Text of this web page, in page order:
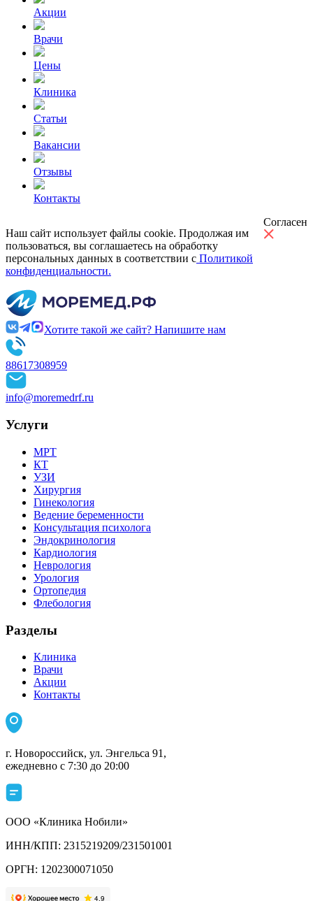
Акции
Врачи
Цены
Клиника
Статьи
Вакансии
Отзывы
Контакты
Наш сайт использует файлы cookie. Продолжая им
пользоваться, вы соглашаетесь на обработку
персональных данных в соответствии с Политикой
конфиденциальности.
Согласен
Хотите такой же сайт? Напишите нам
88617308959
info@moremedrf.ru
Услуги
МРТ
КТ
УЗИ
Хирургия
Гинекология
Ведение беременности
Консультация психолога
Эндокринология
Кардиология
Неврология
Урология
Ортопедия
Флебология
Разделы
Клиника
Врачи
Акции
Контакты
г. Новороссийск, ул. Энгельса 91,
ежедневно с 7:30 до 20:00
ООО «Клиника Нобили»
ИНН/КПП: 2315219209/231501001
ОРГН: 1202300071050